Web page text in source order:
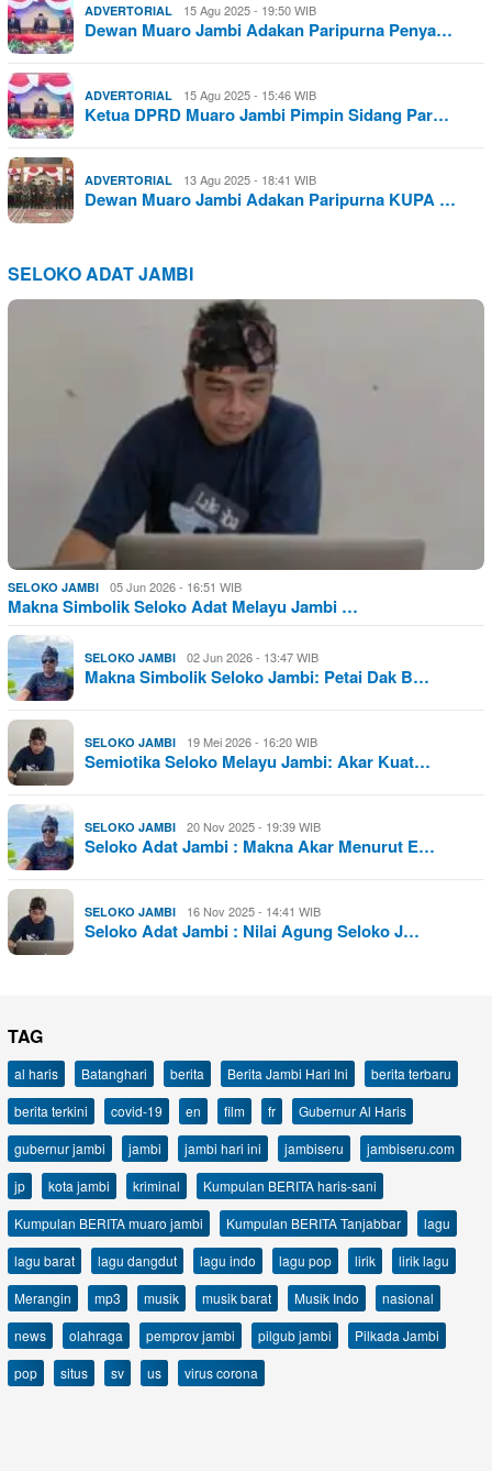
ADVERTORIAL 15 Agu 2025 - 19:50 WIB
Dewan Muaro Jambi Adakan Paripurna Penya…
ADVERTORIAL 15 Agu 2025 - 15:46 WIB
Ketua DPRD Muaro Jambi Pimpin Sidang Par…
ADVERTORIAL 13 Agu 2025 - 18:41 WIB
Dewan Muaro Jambi Adakan Paripurna KUPA …
SELOKO ADAT JAMBI
SELOKO JAMBI 05 Jun 2026 - 16:51 WIB
Makna Simbolik Seloko Adat Melayu Jambi …
SELOKO JAMBI 02 Jun 2026 - 13:47 WIB
Makna Simbolik Seloko Jambi: Petai Dak B…
SELOKO JAMBI 19 Mei 2026 - 16:20 WIB
Semiotika Seloko Melayu Jambi: Akar Kuat…
SELOKO JAMBI 20 Nov 2025 - 19:39 WIB
Seloko Adat Jambi : Makna Akar Menurut E…
SELOKO JAMBI 16 Nov 2025 - 14:41 WIB
Seloko Adat Jambi : Nilai Agung Seloko J…
TAG
al haris Batanghari berita Berita Jambi Hari Ini
berita terbaru
berita terkini
covid-19 en film fr
Gubernur Al Haris
gubernur jambi
jambi jambi hari ini jambiseru
jambiseru.com
jp
kota jambi kriminal
Kumpulan BERITA haris-sani
Kumpulan BERITA muaro jambi
Kumpulan BERITA Tanjabbar
lagu
lagu barat
lagu dangdut lagu indo lagu pop lirik
lirik lagu
Merangin
mp3 musik musik barat Musik Indo
nasional
news
olahraga pemprov jambi pilgub jambi
Pilkada Jambi
pop
situs sv us virus corona